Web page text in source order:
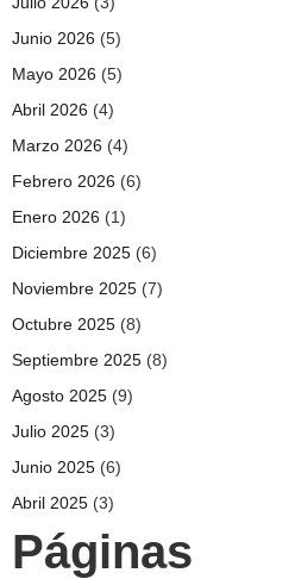
Junio 2026 (5)
Mayo 2026 (5)
Abril 2026 (4)
Marzo 2026 (4)
Febrero 2026 (6)
Enero 2026 (1)
Diciembre 2025 (6)
Noviembre 2025 (7)
Octubre 2025 (8)
Septiembre 2025 (8)
Agosto 2025 (9)
Julio 2025 (3)
Junio 2025 (6)
Abril 2025 (3)
Páginas